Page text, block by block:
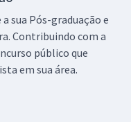
sua Pós-graduação e
Contribuindo com a
público que
em sua área.